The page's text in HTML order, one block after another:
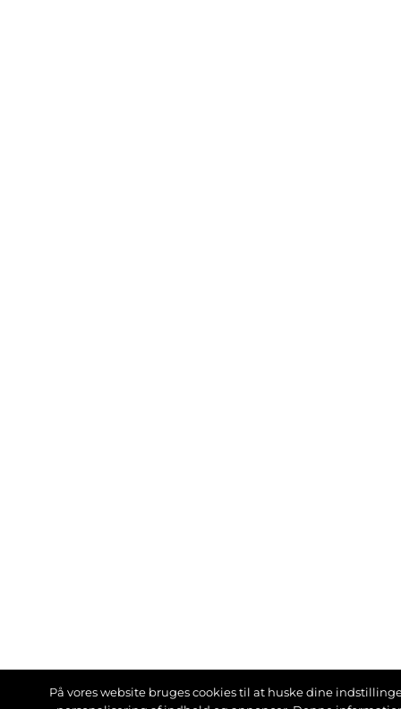
På vores website bruges cookies til at huske dine